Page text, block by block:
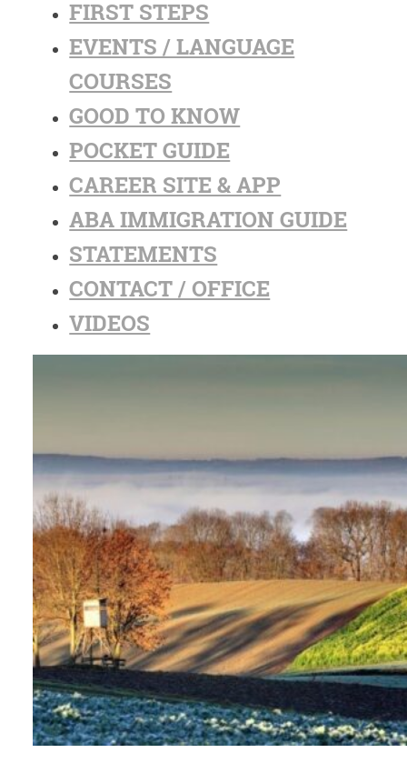
FIRST STEPS
EVENTS / LANGUAGE
COURSES
GOOD TO KNOW
POCKET GUIDE
CAREER SITE & APP
ABA IMMIGRATION GUIDE
STATEMENTS
CONTACT / OFFICE
VIDEOS